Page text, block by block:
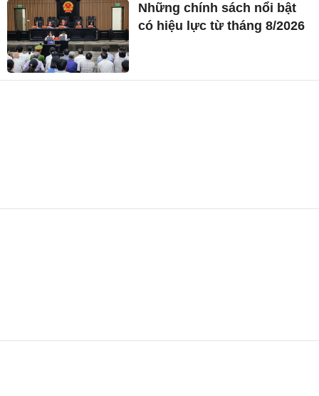
Những chính sách nổi bật
có hiệu lực từ tháng 8/2026